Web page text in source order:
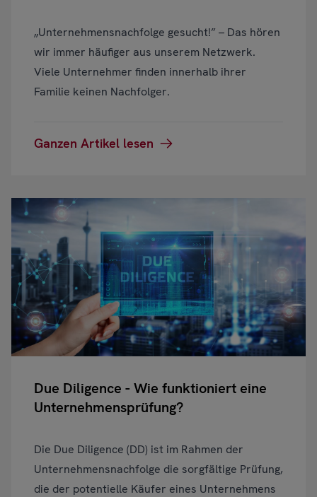
„Unternehmensnachfolge gesucht!” – Das hören
wir immer häufiger aus unserem Netzwerk.
Viele Unternehmer finden innerhalb ihrer
Familie keinen Nachfolger.
Ganzen Artikel lesen
Due Diligence - Wie funktioniert eine
Unternehmensprüfung?
Die Due Diligence (DD) ist im Rahmen der
Unternehmensnachfolge die sorgfältige Prüfung,
die der potentielle Käufer eines Unternehmens